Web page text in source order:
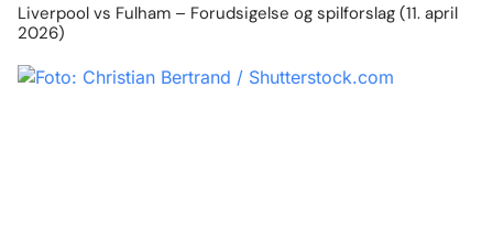
Liverpool vs Fulham – Forudsigelse og spilforslag (11. april
2026)